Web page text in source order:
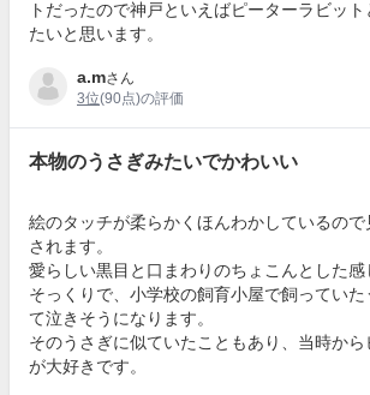
トだったので神戸といえばピーターラビッ
たいと思います。
a.mさん
3位(90点)の評価
本物のうさぎみたいでかわいい
絵のタッチが柔らかくほんわかしているの
されます。
愛らしい黒目と口まわりのちょこんとした
そっくりで、小学校の飼育小屋で飼っていた
て泣きそうになります。
そのうさぎに似ていたこともあり、当時から
が大好きです。